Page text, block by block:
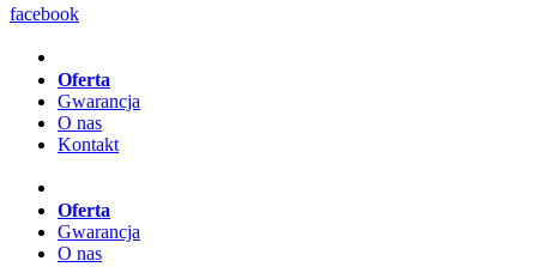
facebook
Oferta
Gwarancja
O nas
Kontakt
Oferta
Gwarancja
O nas